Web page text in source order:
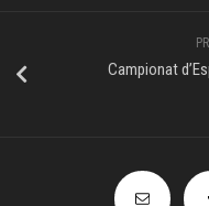
Campionat